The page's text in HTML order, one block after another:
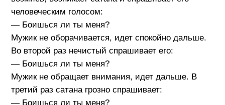
человеческим голосом:
— Боишься ли ты меня?
Мужик не оборачивается, идет спокойно дальше.
Во второй раз нечистый спрашивает его:
— Боишься ли ты меня?
Мужик не обращает внимания, идет дальше. В
третий раз сатана грозно спрашивает:
— Боишься ли ты меня?